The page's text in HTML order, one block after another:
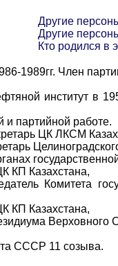
Другие
Другие
Кто родился в
1989гг. Член
институт в
партийной работе.
ЦК ЛКСМ
КП Казахстана,
Комитета
КП Казахстана,
Верховного
СССР 11 созыва.